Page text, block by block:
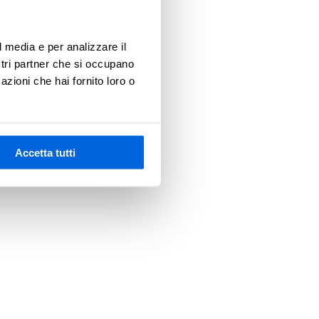
e per analizzare il
partner che si occupano
che hai fornito loro o
Accetta tutti
information).